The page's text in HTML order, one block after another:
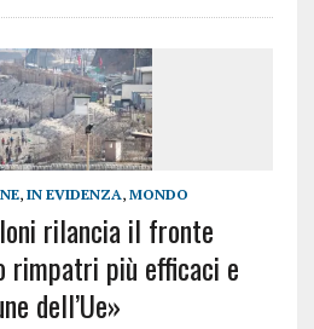
, IN EVIDENZA, MONDO
rilancia il fronte
rimpatri più efficaci e
dell’Ue»